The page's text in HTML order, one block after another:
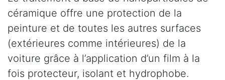
céramique offre une protection de la
peinture et de toutes les autres surfaces
(extérieures comme intérieures) de la
voiture grâce à l’application d’un film à la
fois protecteur, isolant et hydrophobe.